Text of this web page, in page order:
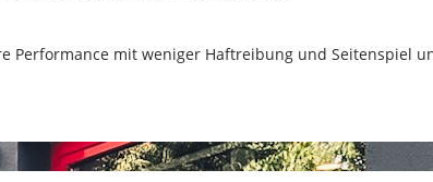
Performance mit weniger Haftreibung und Seitenspiel